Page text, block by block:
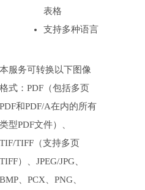
表格
支持多种语言
本服务可转换以下图像
格式：PDF（包括多页
PDF和PDF/A在内的所有
类型PDF文件）、
TIF/TIFF（支持多页
TIFF）、JPEG/JPG、
BMP、PCX、PNG、